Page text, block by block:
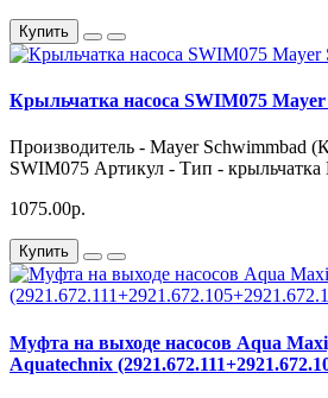
Купить
Крыльчатка насоса SWIM075
Производитель - Mayer Schwimmbad
SWIM075 Артикул - Тип - крыльчатка
1075.00р.
Купить
Муфта на выходе насосов Aqua
Aquatechnix